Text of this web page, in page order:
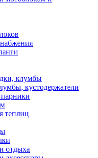
клумбы
кустодержатели
теплиц
отдыха